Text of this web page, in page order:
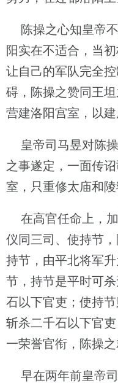
陈操之心知皇帝
阳实在不适合，当
让自己的军队完全
碍，陈操之赞同王
营建洛阳宫室，以
皇帝司马昱对陈
之事遂定，一面传
室，只重修太庙和陵
在高官任命上，
仪同三司、使持节
持节，由平北将军
节，持节是平时可
石以下官吏；使持
斩杀二千石以下官
一荣誉官衔，陈操
早在两年前皇帝司